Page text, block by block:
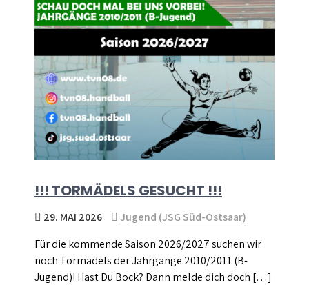
!!! TORMÄDELS GESUCHT !!!
29. MAI 2026
Jugend (JSG Süd-Ostsaar)
Für die kommende Saison 2026/2027 suchen wir
noch Tormädels der Jahrgänge 2010/2011 (B-
Jugend)! Hast Du Bock? Dann melde dich doch […]